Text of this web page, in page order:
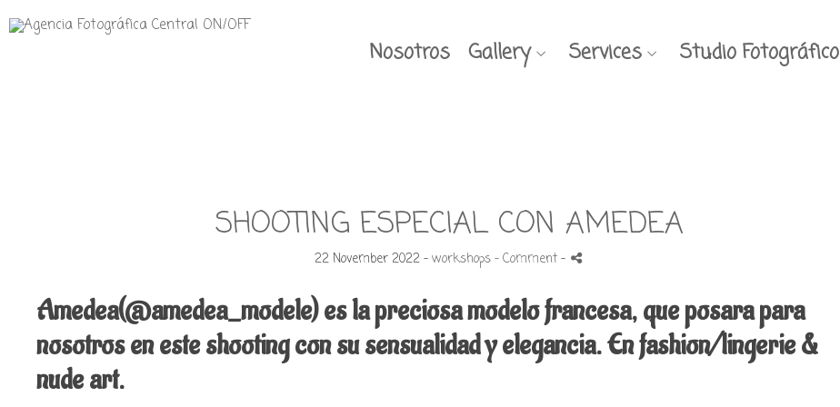
Nosotros Gallery Services Studio Fotográfico
SHOOTING ESPECIAL CON AMEDEA
22 November 2022 -workshops- Comment-
Amedea(@amedea_modele) es la preciosa modelo francesa, que posara para
nosotros en este shooting con su sensualidad y elegancia. En fashion/lingerie &
nude art.